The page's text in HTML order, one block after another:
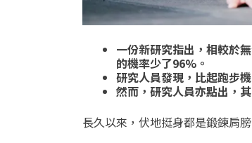
一份新研究指出，相較於
的機率少了96%。
研究人員發現，比起跑步
然而，研究人員亦點出，
長久以來，伏地挺身都是鍛鍊肩膀